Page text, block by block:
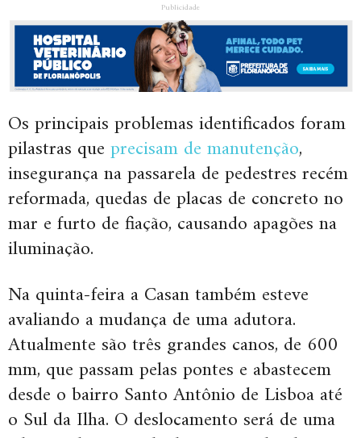
Publicidade
Os principais problemas identificados foram
pilastras queprecisam de manutenção,
insegurança na passarela de pedestres recém
reformada, quedas de placas de concreto no
mar e furto de fiação, causando apagões na
iluminação.
Na quinta-feira a Casan também esteve
avaliando a mudança de uma adutora.
Atualmente são três grandes canos, de 600
mm, que passam pelas pontes e abastecem
desde o bairro Santo Antônio de Lisboa até
o Sul da Ilha. O deslocamento será de uma